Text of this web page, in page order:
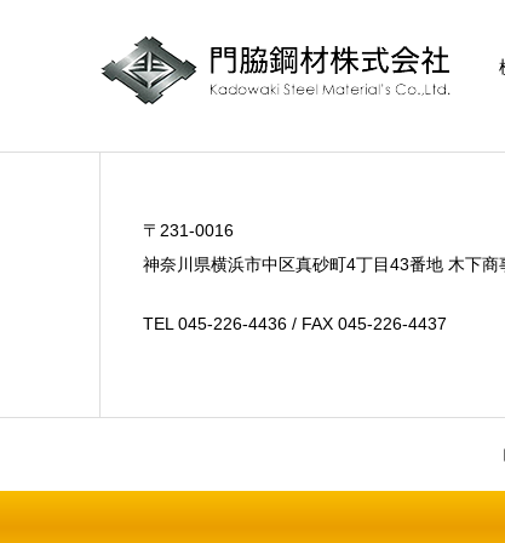
〒231-0016
神奈川県横浜市中区真砂町4丁目43番地 木下商
TEL 045-226-4436 / FAX 045-226-4437